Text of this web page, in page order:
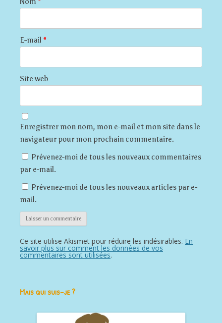
E-mail *
Site web
Enregistrer mon nom, mon e-mail et mon site dans le
navigateur pour mon prochain commentaire.
Prévenez-moi de tous les nouveaux commentaires
par e-mail.
Prévenez-moi de tous les nouveaux articles par e-
mail.
Ce site utilise Akismet pour réduire les indésirables. En
savoir plus sur comment les données de vos
commentaires sont utilisées.
Mais qui suis-je ?